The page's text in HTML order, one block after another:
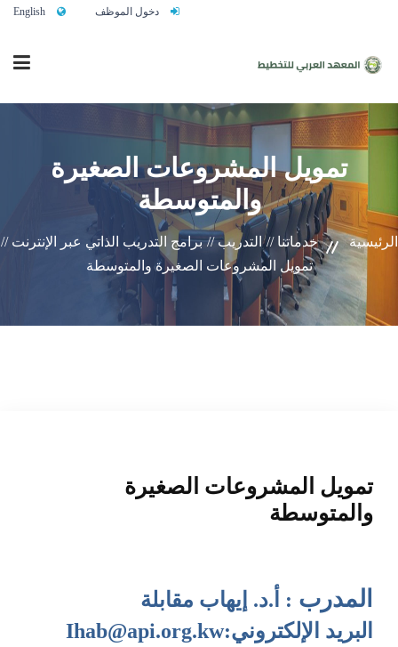
دخول الموظف English
الرئيسية
من نحن
خدماتنا
تواصلوا معنا
تمويل المشروعات الصغيرة
والمتوسطة
الرئيسية خدماتنا // التدريب // برامج التدريب الذاتي عبر الإنترنت //
تمويل المشروعات الصغيرة والمتوسطة
تمويل المشروعات الصغيرة
والمتوسطة
المدرب :
أ.د. إيهاب مقابلة
البريد الإلكتروني:Ihab@api.org.kw